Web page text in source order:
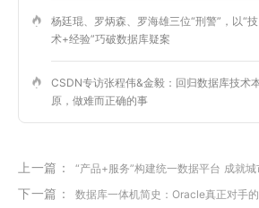
杨廷琨、罗炳森、罗海雄三位“刑警”，以“技
术+经验”巧破数据库疑案
CSDN专访张程伟&金毅：回归数据库技术
原，做难而正确的事
上一篇： “产品+服务”构建统一数据平台 成就城
下一篇： 数据库一体机简史：Oracle真正对手